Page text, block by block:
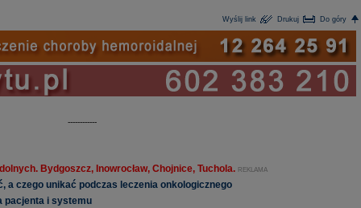
Wyślij link Drukuj Do góry
------------
Bydgoszcz, Inowrocław, Chojnice, Tuchola. REKLAMA
a czego unikać podczas leczenia onkologicznego
pacjenta i systemu